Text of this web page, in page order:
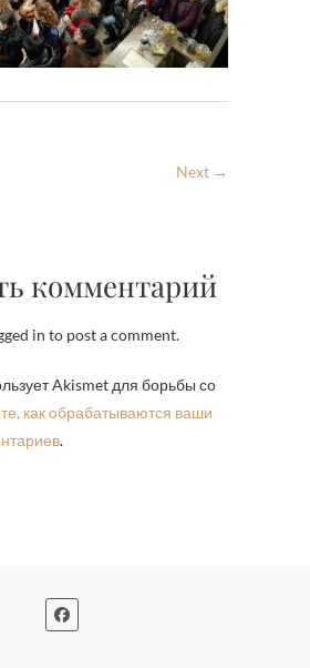
Next →
комментарий
in to post a comment.
Akismet для борьбы со
как обрабатываются ваши
.